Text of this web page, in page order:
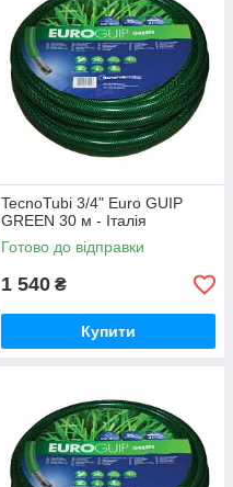
TecnoTubi 3/4" Euro GUIP
GREEN 30 м - Італія
Готово до відправки
1 540 ₴
Купити